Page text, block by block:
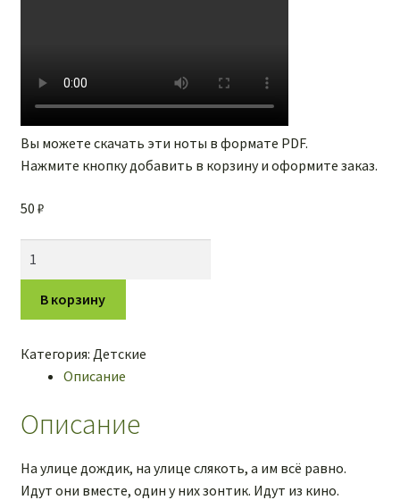
Вы можете скачать эти ноты в формате PDF.
Нажмите кнопку добавить в корзину и оформите заказ.
50 ₽
ты
любишь?
В корзину
Категория: Детские
Описание
Описание
На улице дождик, на улице слякоть, а им всё равно.
Идут они вместе, один у них зонтик. Идут из кино.